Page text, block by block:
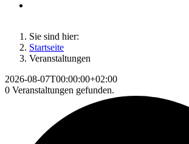
Sie sind hier:
Startseite
Veranstaltungen
2026-08-07T00:00:00+02:00
0 Veranstaltungen gefunden.